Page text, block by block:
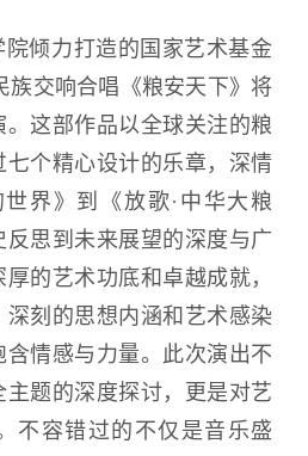
院倾力打造的国家艺术基金
族交响合唱《粮安天下》将
这部作品以全球关注的粮
个精心设计的乐章，深情
界》到《放歌·中华大粮
思到未来展望的深度与广
的艺术功底和卓越成就，
刻的思想内涵和艺术感染
情感与力量。此次演出不
题的深度探讨，更是对艺
不容错过的不仅是音乐盛